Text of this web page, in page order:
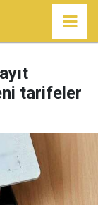
tarifeler